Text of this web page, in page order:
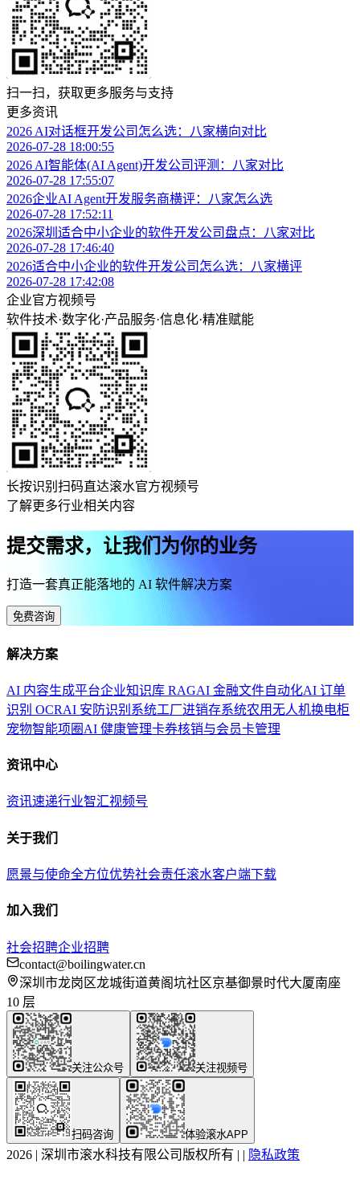
扫一扫，获取更多服务与支持
更多资讯
2026 AI对话框开发公司怎么选：八家横向对比
2026-07-28 18:00:55
2026 AI智能体(AI Agent)开发公司评测：八家对比
2026-07-28 17:55:07
2026企业AI Agent开发服务商横评：八家怎么选
2026-07-28 17:52:11
2026深圳适合中小企业的软件开发公司盘点：八家对比
2026-07-28 17:46:40
2026适合中小企业的软件开发公司怎么选：八家横评
2026-07-28 17:42:08
企业官方视频号
软件技术·数字化·产品服务·信息化·精准赋能
长按识别扫码直达滚水官方视频号
了解更多行业相关内容
提交需求，让我们为你的业务
打造一套真正能落地的 AI 软件解决方案
免费咨询
解决方案
AI 内容生成平台企业知识库 RAGAI 金融文件自动化AI 订单
识别 OCRAI 安防识别系统工厂进销存系统农用无人机换电柜
宠物智能项圈 AI 健康管理卡券核销与会员卡管理
资讯中心
资讯速递行业智汇视频号
关于我们
愿景与使命全方位优势社会责任滚水客户端下载
加入我们
社会招聘企业招聘
contact@boilingwater.cn
深圳市龙岗区龙城街道黄阁坑社区京基御景时代大厦南座
10 层
关注公众号 关注视频号
扫码咨询 体验滚水APP
2026 | 深圳市滚水科技有限公司版权所有 | | 隐私政策